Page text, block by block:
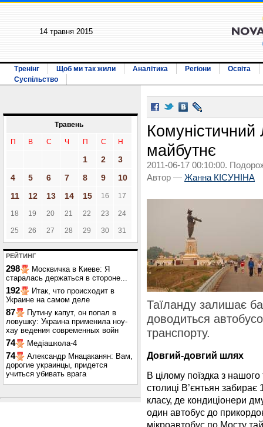
14 травня 2015
Тренінг Щоб ми так жили Аналітика Регіони
Освіта
Суспільство
Травень
П В С Ч П С Н
1 2
3
4
5 6 7 8 9
10
11
12 13 14 15 16 17
18 19 20 21 22 23 24
25 26 27 28 29 30 31
РЕЙТИНГ
298
Москвичка в Киеве: Я
старалась держаться в стороне...
192
Итак, что происходит в
Украине на самом деле
87
Путину капут, он попал в
ловушку: Украина применила ноу-
хау ведения современных войн
74 Медіашкола-4
74
Александр Мнацаканян: Вам,
дорогие украинцы, придется
учиться убивать врага
майбутнє
2011-06-17 00:10:00.
Автор — Жанна КІСУНІНА
Таїланду залишає
доводиться
транспорту.
Довгий-довгий шлях
В цілому поїздка з нашого
столиці В’єнтьян забирає
класу, де кондиціонери
один автобус до
мікроавтобус по Мосту